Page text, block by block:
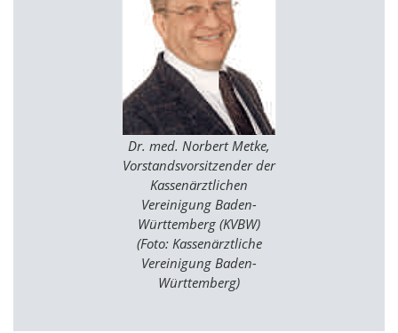
Dr. med. Norbert Metke,
Vorstandsvorsitzender der
Kassenärztlichen
Vereinigung Baden-
Württemberg (KVBW)
(Foto: Kassenärztliche
Vereinigung Baden-
Württemberg)